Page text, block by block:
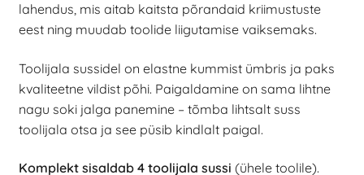
lahendus, mis aitab kaitsta põrandaid kriimustuste
eest ning muudab toolide liigutamise vaiksemaks.
Toolijala sussidel on elastne kummist ümbris ja paks
kvaliteetne vildist põhi. Paigaldamine on sama lihtne
nagu soki jalga panemine – tõmba lihtsalt suss
toolijala otsa ja see püsib kindlalt paigal.
Komplekt sisaldab 4 toolijala sussi (ühele toolile).